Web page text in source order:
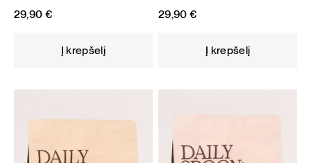
29,90 €
Į krepšelį
29,90 €
Į krepšelį